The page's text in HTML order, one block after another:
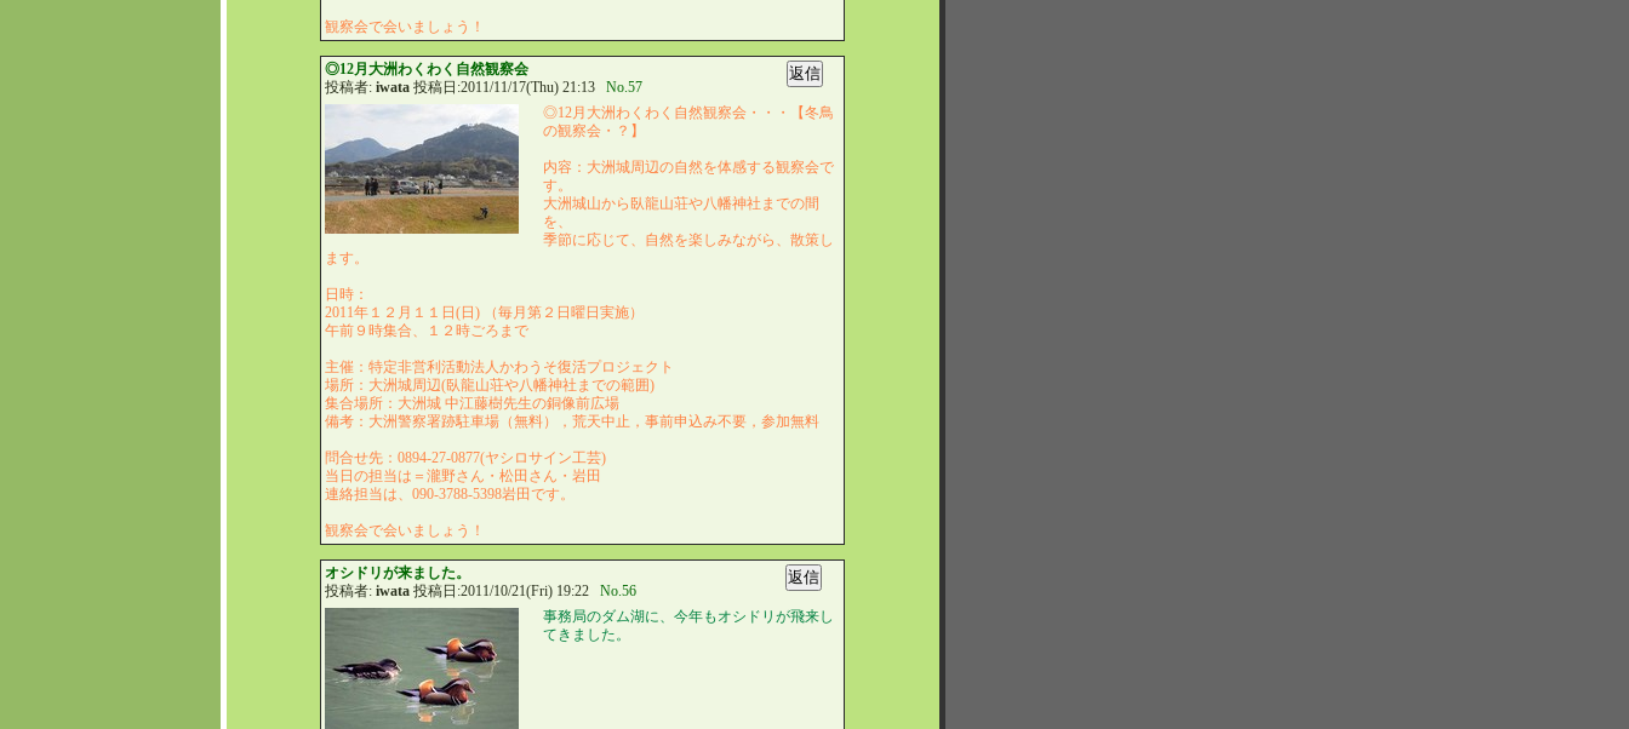
観察会で会いましょう！
◎12月大洲わくわく自然観察会
投稿者: iwata投稿日:2011/11/17(Thu) 21:13
No.57
◎12月大洲わくわく自然観察会・・・【冬鳥
の観察会・？】
内容：大洲城周辺の自然を体感する観察会で
す。
大洲城山から臥龍山荘や八幡神社までの間
を、
季節に応じて、自然を楽しみながら、散策し
ます。
日時：
2011年１２月１１日(日) （毎月第２日曜日実施）
午前９時集合、１２時ごろまで
主催：特定非営利活動法人かわうそ復活プロジェクト
場所：大洲城周辺(臥龍山荘や八幡神社までの範囲)
集合場所：大洲城 中江藤樹先生の銅像前広場
備考：大洲警察署跡駐車場（無料），荒天中止，事前申込み不要，参加無料
問合せ先：0894-27-0877(ヤシロサイン工芸)
当日の担当は＝瀧野さん・松田さん・岩田
連絡担当は、090-3788-5398岩田です。
観察会で会いましょう！
オシドリが来ました。
投稿者: iwata投稿日:2011/10/21(Fri) 19:22
No.56
事務局のダム湖に、今年もオシドリが飛来し
てきました。